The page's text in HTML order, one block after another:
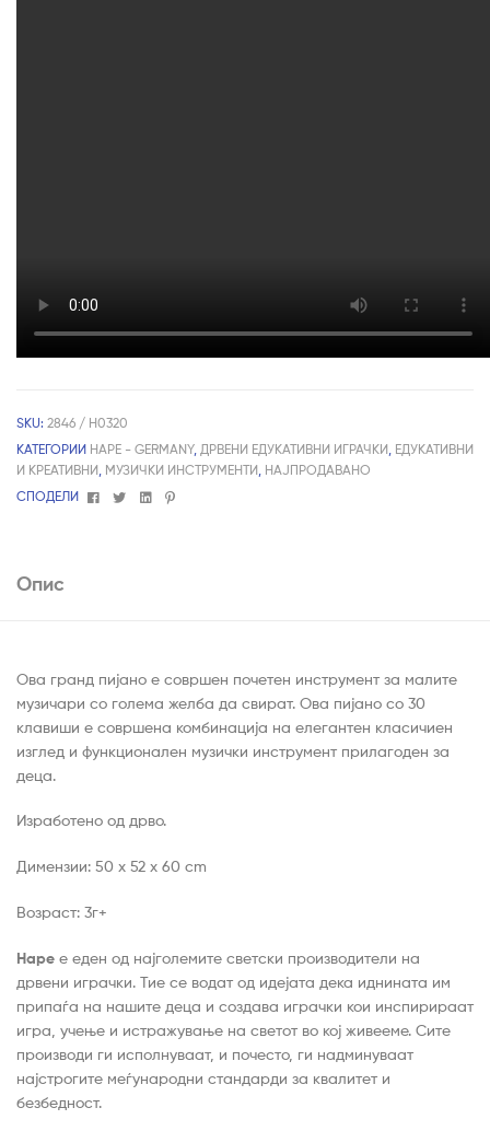
SKU: 2846 / H0320
КАТЕГОРИИ HAPE - GERMANY, ДРВЕНИ ЕДУКАТИВНИ ИГРАЧКИ, ЕДУКАТИВНИ
И КРЕАТИВНИ, МУЗИЧКИ ИНСТРУМЕНТИ, НАЈПРОДАВАНО
СПОДЕЛИ
FacebookTwitterLinkedin
Pinterest
Опис
Ова гранд пијано е совршен почетен инструмент за малите
музичари со голема желба да свират. Ова пијано со 30
клавиши е совршена комбинација на елегантен класичиен
изглед и функционален музички инструмент прилагоден за
деца.
Изработено од дрво.
Димензии: 50 x 52 x 60 cm
Возраст: 3г+
Hape е еден од најголемите светски производители на
дрвени играчки. Тие се водат од идејата дека иднината им
припаѓа на нашите деца и создава играчки кои инспирираат
игра, учење и истражување на светот во кој живееме. Сите
производи ги исполнуваат, и почесто, ги надминуваат
најстрогите меѓународни стандарди за квалитет и
безбедност.